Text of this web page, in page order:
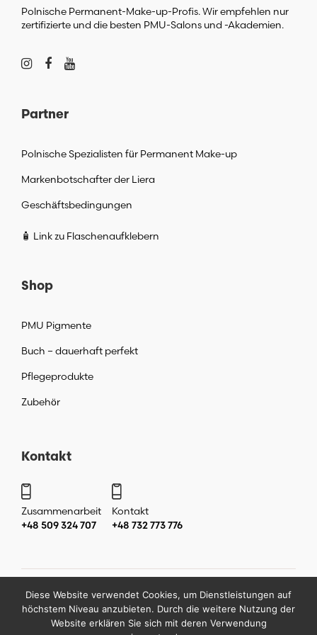
Polnische Permanent-Make-up-Profis. Wir empfehlen nur
zertifizierte und die besten PMU-Salons und -Akademien.
Partner
Polnische Spezialisten für Permanent Make-up
Markenbotschafter der Liera
Geschäftsbedingungen
🧴 Link zu Flaschenaufklebern
Shop
PMU Pigmente
Buch – dauerhaft perfekt
Pflegeprodukte
Zubehör
Kontakt
Zusammenarbeit
+48 509 324 707
Kontakt
+48 732 773 776
Copyright ©2026 byKatarzyna Liera Liera Academy Makijaż
permanentny Warszawa.
Diese Website verwendet Cookies, um Dienstleistungen auf
höchstem Niveau anzubieten. Durch die weitere Nutzung der
Website erklären Sie sich mit deren Verwendung